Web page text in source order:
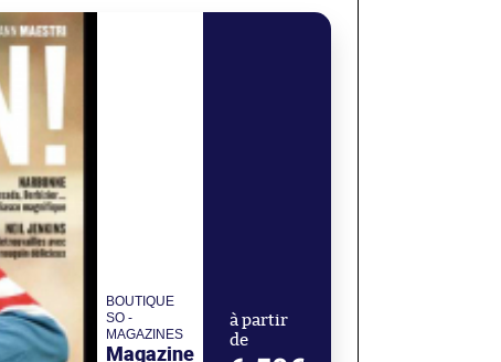
BOUTIQUE
SO -
MAGAZINES
Magazine
à partir
de